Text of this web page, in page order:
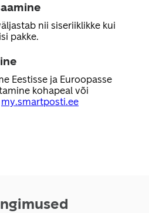
nii siseriiklikke kui
pakke.
Eestisse ja Euroopasse
kohapeal või
my.smartposti.ee